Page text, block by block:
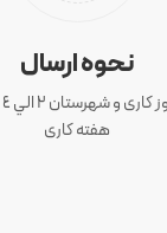
نحوه ارسال
هفته کاری